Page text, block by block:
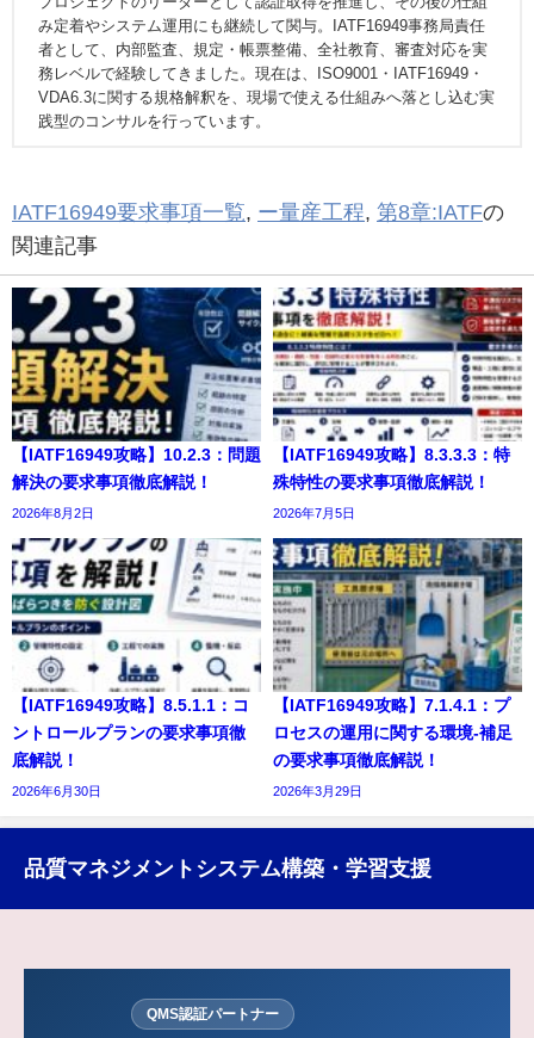
み定着やシステム運用にも継続して関与。IATF16949事務局責任
者として、内部監査、規定・帳票整備、全社教育、審査対応を実
務レベルで経験してきました。現在は、ISO9001・IATF16949・
VDA6.3に関する規格解釈を、現場で使える仕組みへ落とし込む実
践型のコンサルを行っています。
IATF16949要求事項一覧, ー量産工程, 第8章:IATFの
関連記事
【IATF16949攻略】10.2.3：問題
解決の要求事項徹底解説！
2026年8月2日
【IATF16949攻略】8.3.3.3：特
殊特性の要求事項徹底解説！
2026年7月5日
【IATF16949攻略】8.5.1.1：コ
ントロールプランの要求事項徹
底解説！
2026年6月30日
【IATF16949攻略】7.1.4.1：プ
ロセスの運用に関する環境-補足
の要求事項徹底解説！
2026年3月29日
品質マネジメントシステム構築・学習支援
QMS認証パートナー